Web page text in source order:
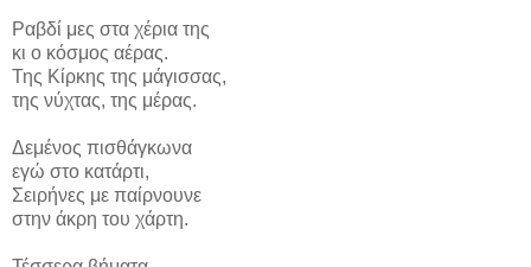
Ραβδί μες στα χέρια της
κι ο κόσμος αέρας.
Της Κίρκης της μάγισσας,
της νύχτας, της μέρας.
Δεμένος πισθάγκωνα
εγώ στο κατάρτι,
Σειρήνες με παίρνουνε
στην άκρη του χάρτη.